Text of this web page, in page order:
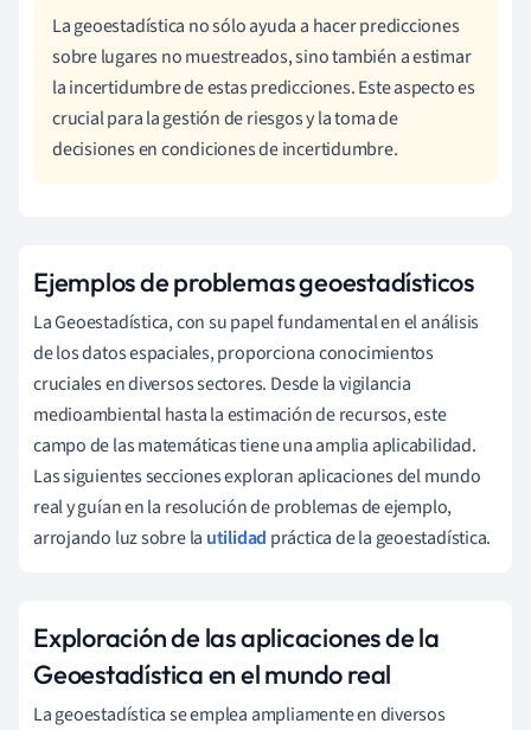
La geoestadística no sólo ayuda a hacer predicciones
sobre lugares no muestreados, sino también a estimar
la incertidumbre de estas predicciones. Este aspecto es
crucial para la gestión de riesgos y la toma de
decisiones en condiciones de incertidumbre.
Ejemplos de problemas geoestadísticos
La Geoestadística, con su papel fundamental en el análisis
de los datos espaciales, proporciona conocimientos
cruciales en diversos sectores. Desde la vigilancia
medioambiental hasta la estimación de recursos, este
campo de las matemáticas tiene una amplia aplicabilidad.
Las siguientes secciones exploran aplicaciones del mundo
real y guían en la resolución de problemas de ejemplo,
arrojando luz sobre la utilidad práctica de la geoestadística.
Exploración de las aplicaciones de la
Geoestadística en el mundo real
La geoestadística se emplea ampliamente en diversos